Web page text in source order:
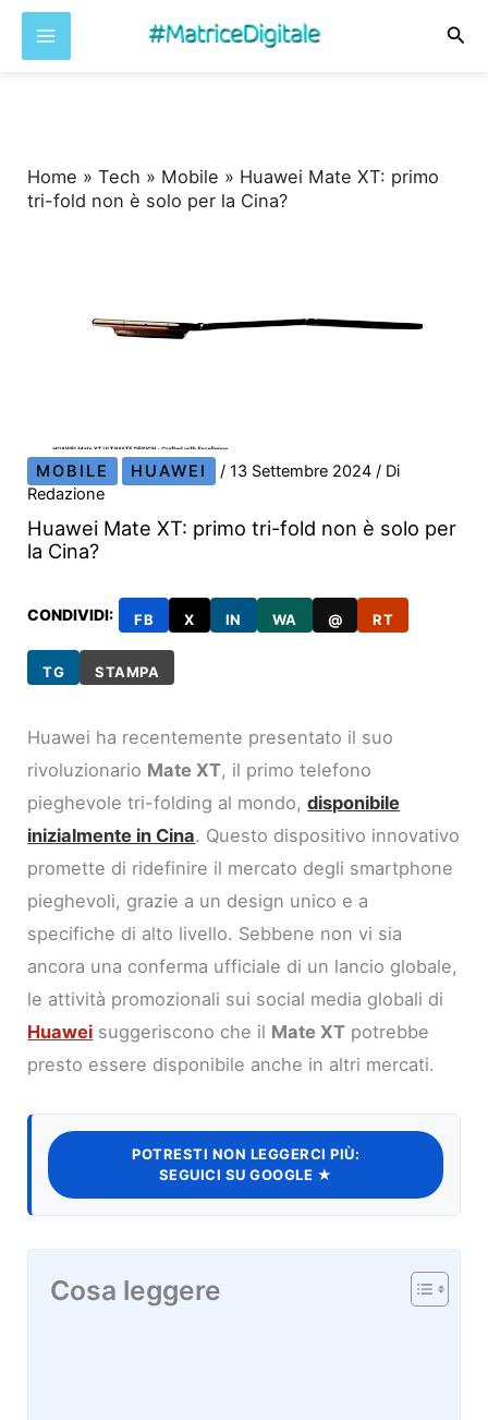
Home »Tech » Mobile » Huawei Mate XT: primo
tri-fold non è solo per la Cina?
MOBILE HUAWEI /13 Settembre 2024 / Di
Redazione
Huawei Mate XT: primo tri-fold non è solo per
la Cina?
CONDIVIDI: FB X IN WA @ RT
TG STAMPA
Huawei ha recentemente presentato il suo
rivoluzionario Mate XT, il primo telefono
pieghevole tri-folding al mondo,disponibile
inizialmente in Cina. Questo dispositivo innovativo
promette di ridefinire il mercato degli smartphone
pieghevoli, grazie a un design unico e a
specifiche di alto livello. Sebbene non vi sia
ancora una conferma ufficiale di un lancio globale,
le attività promozionali sui social media globali di
Huawei suggeriscono che il Mate XT potrebbe
presto essere disponibile anche in altri mercati.
POTRESTI NON LEGGERCI PIÙ:
SEGUICI SU GOOGLE ★
Cosa leggere